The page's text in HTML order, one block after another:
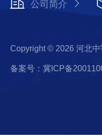
公司简介
Copyright © 2026 河北
备案号：冀ICP备